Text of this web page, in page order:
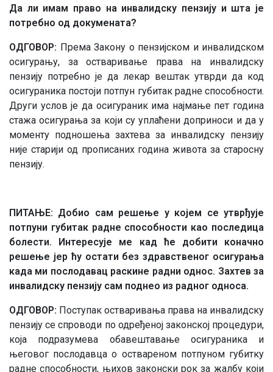
Да ли имам право на инвалидску пензију и шта је
потребно од докумената?
ОДГОВОР: Према Закону о пензијском и инвалидском
осигурању, за остваривање права на инвалидску
пензију потребно је да лекар вештак утврди да код
осигураника постоји потпун губитак радне способности.
Други услов је да осигураник има најмање пет година
стажа осигурања за који су уплаћени доприноси и да у
моменту подношења захтева за инвалидску пензију
није старији од прописаних година живота за старосну
пензију.
ПИТАЊЕ: Добио сам решење у којем се утврђује
потпуни губитак радне способности као последица
болести. Интересује ме кад ће добити коначно
решење јер ћу остати без здравственог осигурања
када ми послодавац раскине радни однос. Захтев за
инвалидску пензију сам поднео из радног односа.
ОДГОВОР: Поступак остваривања права на инвалидску
пензију се спроводи по одређеној законској процедури,
која подразумева обавештавање осигураника и
његовог послодавца о оствареном потпуном губитку
радне способности, њихов законски рок за жалбу који